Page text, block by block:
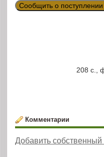
Сообщить о
208 с.,
Комментарии
Добавить